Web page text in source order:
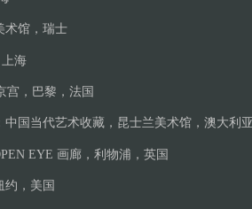
术馆，瑞士
海
宫，巴黎，法国
国当代艺术收藏，昆士兰美术馆，澳大利
EYE 画廊，利物浦，英国
约，美国